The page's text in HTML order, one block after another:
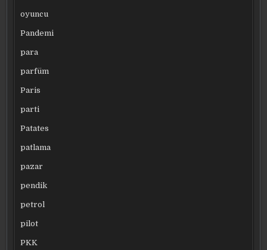
oyuncu
Pandemi
para
parfüm
Paris
parti
Patates
patlama
pazar
pendik
petrol
pilot
PKK